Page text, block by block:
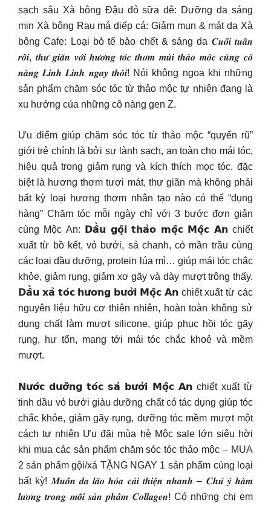
sạch sâu Xà bông Đậu đỏ sữa dê: Dưỡng da sáng
mịn Xà bông Rau má diếp cá: Giảm mụn & mát da Xà
bông Cafe: Loại bỏ tế bào chết & sáng da 𝑪𝒖𝒐̂́𝒊 𝒕𝒖𝒂̂̀𝒏
𝒓𝒐̂̀𝒊, 𝒕𝒉𝒖̛ 𝒈𝒊𝒂̃𝒏 𝒗𝒐̛́𝒊 𝒉𝒖̛𝒐̛𝒏𝒈 𝒕𝒐́𝒄 𝒕𝒉𝒐̛𝒎 𝒎𝒖̀𝒊 𝒕𝒉𝒂̉𝒐 𝒎𝒐̣̂𝒄 𝒄𝒖̀𝒏𝒈 𝒄𝒐̂
𝒏𝒂̀𝒏𝒈 𝑳𝒊𝒏𝒉 𝑳𝒊𝒏𝒉 𝒏𝒈𝒂𝒚 𝒕𝒉𝒐̂𝒊! Nói không ngoa khi những
sản phẩm chăm sóc tóc từ thảo mộc tự nhiên đang là
xu hướng của những cô nàng gen Z.
Ưu điểm giúp chăm sóc tóc từ thảo mộc “quyến rũ”
giới trẻ chính là bởi sự lành sạch, an toàn cho mái tóc,
hiệu quả trong giảm rụng và kích thích mọc tóc, đặc
biệt là hương thơm tươi mát, thư giãn mà không phải
bất kỳ loại hương thơm nhân tạo nào có thể “đụng
hàng” Chăm tóc mỗi ngày chỉ với 3 bước đơn giản
cùng Mộc An: 𝗗𝗮̂̀𝘂 𝗴𝗼̣̂𝗶 𝘁𝗵𝗮̉𝗼 𝗺𝗼̣̂𝗰 𝗠𝗼̣̂𝗰 𝗔𝗻 chiết
xuất từ bồ kết, vỏ bưởi, sả chanh, cỏ mần trầu cùng
các loại dầu dưỡng, protein lúa mì… giúp mái tóc chắc
khỏe, giảm rụng, giảm xơ gãy và dày mượt trông thấy.
𝗗𝗮̂̀𝘂 𝘅𝗮̉ 𝘁𝗼́𝗰 𝗵𝘂̛𝗼̛𝗻𝗴 𝗯𝘂̛𝗼̛̉𝗶 𝗠𝗼̣̂𝗰 𝗔𝗻 chiết xuất từ các
nguyên liệu hữu cơ thiên nhiên, hoàn toàn không sử
dụng chất làm mượt silicone, giúp phục hồi tóc gãy
rụng, hư tổn, mang tới mái tóc chắc khoẻ và mềm
mượt.
𝗡𝘂̛𝗼̛́𝗰 𝗱𝘂̛𝗼̛̃𝗻𝗴 𝘁𝗼́𝗰 𝘀𝗮̉ 𝗯𝘂̛𝗼̛̉𝗶 𝗠𝗼̣̂𝗰 𝗔𝗻 chiết xuất từ
tinh dầu vỏ bưởi giàu dưỡng chất có tác dụng giúp tóc
chắc khỏe, giảm gãy rụng, dưỡng tóc mềm mượt một
cách tự nhiên Ưu đãi mùa hè Mộc sale lớn siêu hời
khi mua các sản phẩm chăm sóc tóc thảo mộc – MUA
2 sản phẩm gội/xả TẶNG NGAY 1 sản phẩm cùng loại
bất kỳ! 𝑴𝒖𝒐̂́𝒏 𝒅𝒂 𝒍𝒂̃𝒐 𝒉𝒐́𝒂 𝒄𝒂̉𝒊 𝒕𝒉𝒊𝒆̣̂𝒏 𝒏𝒉𝒂𝒏𝒉 – 𝑪𝒉𝒖́ 𝒚́ 𝒉𝒂̀𝒎
𝒍𝒖̛𝒐̛̣𝒏𝒈 𝒕𝒓𝒐𝒏𝒈 𝒎𝒐̂̃𝒊 𝒔𝒂̉𝒏 𝒑𝒉𝒂̂̉𝒎 𝑪𝒐𝒍𝒍𝒂𝒈𝒆𝒏! Có những chị em